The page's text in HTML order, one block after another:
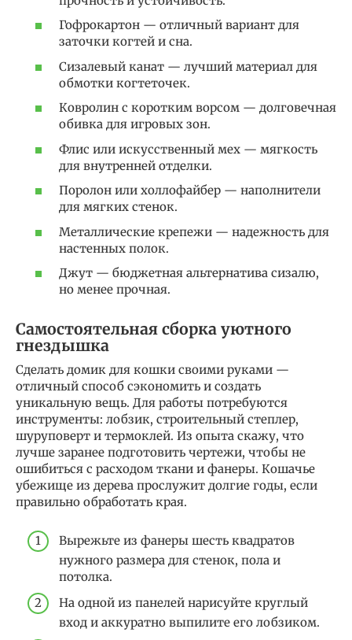
Гофрокартон — отличный вариант для
заточки когтей и сна.
Сизалевый канат — лучший материал для
обмотки когтеточек.
Ковролин с коротким ворсом — долговечная
обивка для игровых зон.
Флис или искусственный мех — мягкость
для внутренней отделки.
Поролон или холлофайбер — наполнители
для мягких стенок.
Металлические крепежи — надежность для
настенных полок.
Джут — бюджетная альтернатива сизалю,
но менее прочная.
Самостоятельная сборка уютного
гнездышка
Сделать домик для кошки своими руками —
отличный способ сэкономить и создать
уникальную вещь. Для работы потребуются
инструменты: лобзик, строительный степлер,
шуруповерт и термоклей. Из опыта скажу, что
лучше заранее подготовить чертежи, чтобы не
ошибиться с расходом ткани и фанеры. Кошачье
убежище из дерева прослужит долгие годы, если
правильно обработать края.
Вырежьте из фанеры шесть квадратов
нужного размера для стенок, пола и
потолка.
На одной из панелей нарисуйте круглый
вход и аккуратно выпилите его лобзиком.